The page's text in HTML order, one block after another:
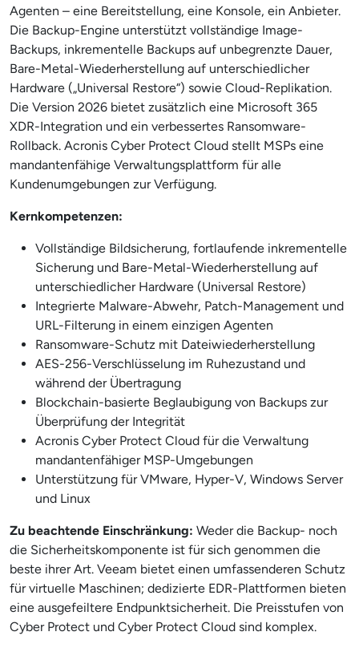
Agenten – eine Bereitstellung, eine Konsole, ein Anbieter.
Die Backup-Engine unterstützt vollständige Image-
Backups, inkrementelle Backups auf unbegrenzte Dauer,
Bare-Metal-Wiederherstellung auf unterschiedlicher
Hardware („Universal Restore“) sowie Cloud-Replikation.
Die Version 2026 bietet zusätzlich eine Microsoft 365
XDR-Integration und ein verbessertes Ransomware-
Rollback. Acronis Cyber Protect Cloud stellt MSPs eine
mandantenfähige Verwaltungsplattform für alle
Kundenumgebungen zur Verfügung.
Kernkompetenzen:
Vollständige Bildsicherung, fortlaufende inkrementelle
Sicherung und Bare-Metal-Wiederherstellung auf
unterschiedlicher Hardware (Universal Restore)
Integrierte Malware-Abwehr, Patch-Management und
URL-Filterung in einem einzigen Agenten
Ransomware-Schutz mit Dateiwiederherstellung
AES-256-Verschlüsselung im Ruhezustand und
während der Übertragung
Blockchain-basierte Beglaubigung von Backups zur
Überprüfung der Integrität
Acronis Cyber Protect Cloud für die Verwaltung
mandantenfähiger MSP-Umgebungen
Unterstützung für VMware, Hyper-V, Windows Server
und Linux
Zu beachtende Einschränkung: Weder die Backup- noch
die Sicherheitskomponente ist für sich genommen die
beste ihrer Art. Veeam bietet einen umfassenderen Schutz
für virtuelle Maschinen; dedizierte EDR-Plattformen bieten
eine ausgefeiltere Endpunktsicherheit. Die Preisstufen von
Cyber Protect und Cyber Protect Cloud sind komplex.